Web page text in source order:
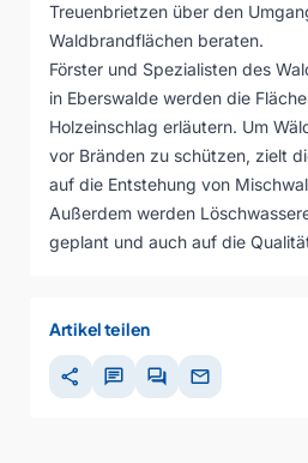
Treuenbrietzen über den
Waldbrandflächen beraten.
Förster und Spezialisten des
in Eberswalde werden die
Holzeinschlag erläutern. Um
vor Bränden zu schützen, zielt
auf die Entstehung von
Außerdem werden
geplant und auch auf die
Artikel teilen
share chat forum mail